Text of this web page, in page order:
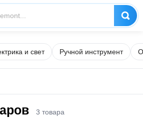
и свет Ручной инструмент
3 товара